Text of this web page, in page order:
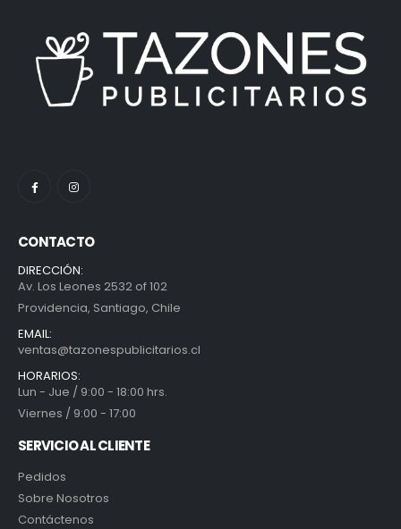
CONTACTO
DIRECCIÓN:
Av. Los Leones 2532 of 102
Providencia, Santiago, Chile
EMAIL:
ventas@tazonespublicitarios.cl
HORARIOS:
Lun - Jue / 9:00 - 18:00 hrs.
Viernes / 9:00 - 17:00
SERVICIO AL CLIENTE
Pedidos
Sobre Nosotros
Contáctenos